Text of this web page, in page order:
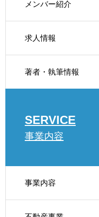
較
メンバー紹介
求人情報
著者・執筆情報
SERVICE
事業内容
事業内容